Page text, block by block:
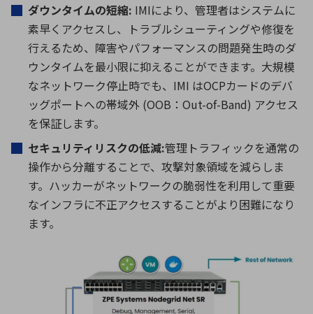
ダウンタイムの短縮: IMIにより、管理者はシステムに
素早くアクセスし、トラブルシューティングや修復を
行えるため、障害やパフォーマンスの問題発生時のダ
ウンタイムを最小限に抑えることができます。大規模
なネットワーク停止時でも、IMI はOCPカードのデバ
ッグポートへの帯域外 (OOB：Out-of-Band) アクセス
を保証します。
セキュリティリスクの低減:管理トラフィックを通常の
操作から分離することで、攻撃対象領域を減らしま
す。ハッカーがネットワークの脆弱性を利用して重要
なインフラに不正アクセスすることがより困難になり
ます。